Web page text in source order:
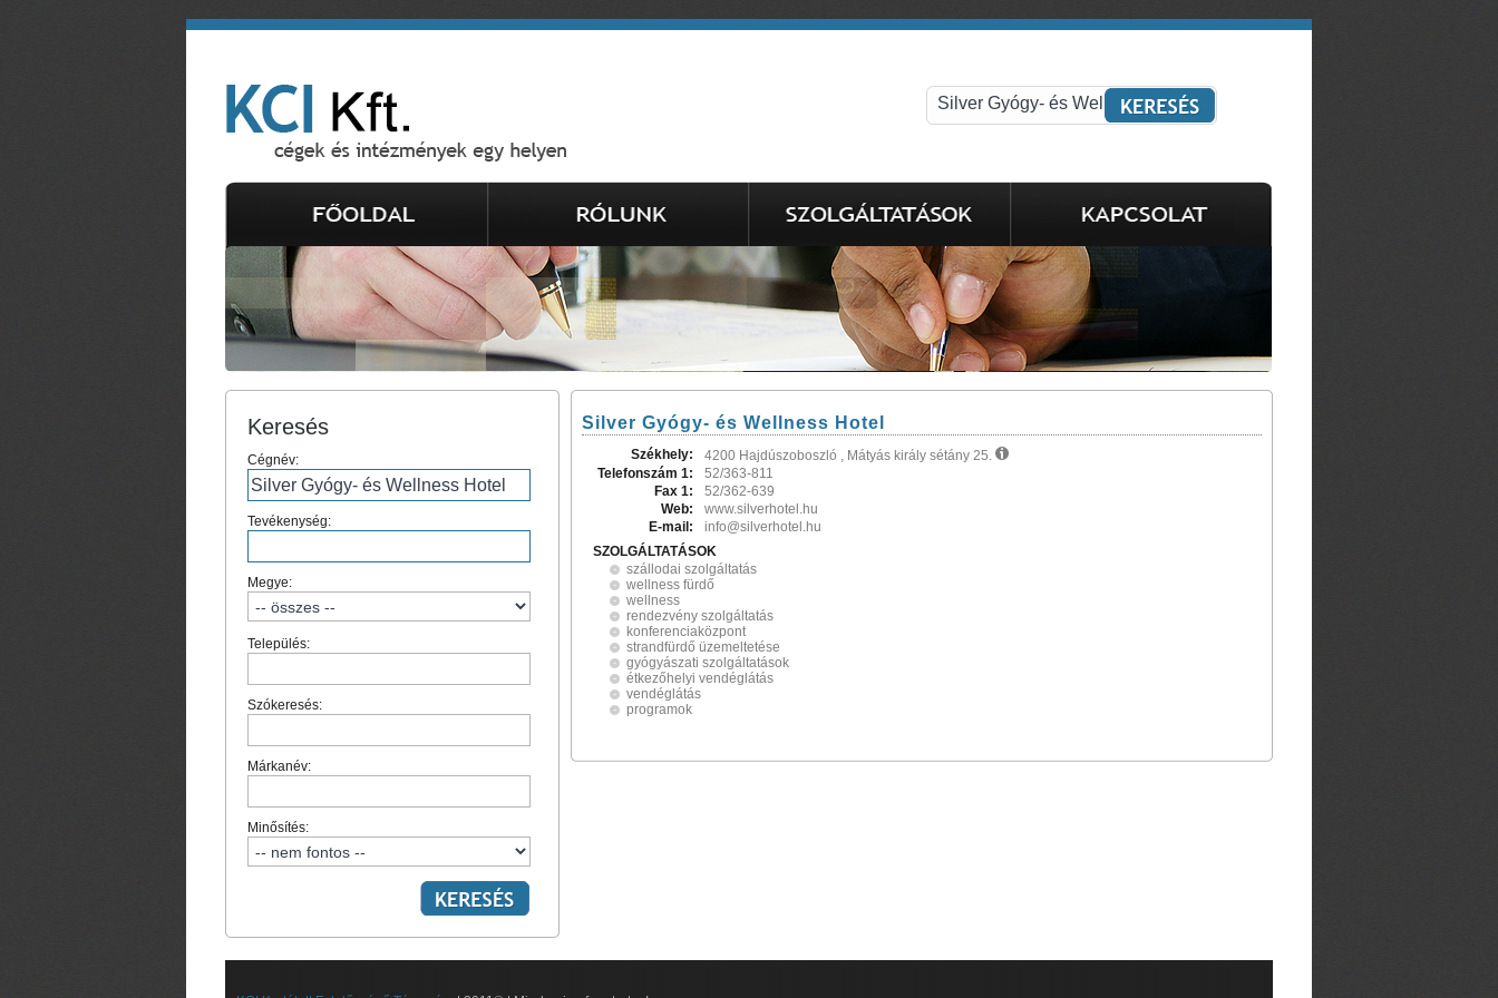
Keresés
Cégnév:
Tevékenység:
Megye:
Település:
Szókeresés:
Márkanév:
Minősítés:
Silver Gyógy- és Wellness Hotel
Székhely:
4200 Hajdúszoboszló , Mátyás király sétány 25.
Telefonszám 1:
52/363-811
Fax 1:
52/362-639
Web:
www.silverhotel.hu
E-mail:
info@silverhotel.hu
SZOLGÁLTATÁSOK
szállodai szolgáltatás
wellness fürdő
wellness
rendezvény szolgáltatás
konferenciaközpont
strandfürdő üzemeltetése
gyógyászati szolgáltatások
étkezőhelyi vendéglátás
vendéglátás
programok